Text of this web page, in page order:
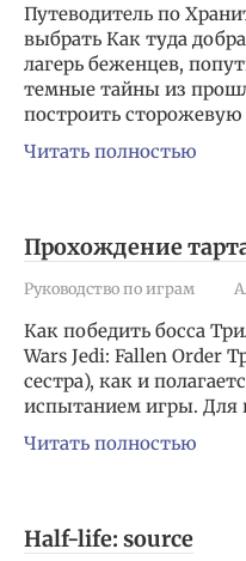
Путеводитель по
выбрать Как туда
лагерь беженцев,
темные тайны из
построить
Читать полностью
Прохождение
Руководство по играм
Как победить босса
Wars Jedi: Fallen Order
сестра), как и
испытанием игры. Для
Читать полностью
Half-life: source